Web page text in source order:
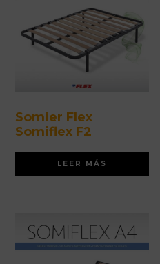
Somier Flex
Somiflex F2
LEER MÁS